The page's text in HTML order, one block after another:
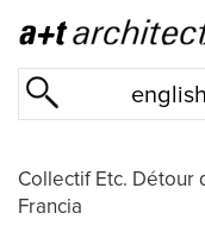
english
Collectif Etc. Détour
Francia